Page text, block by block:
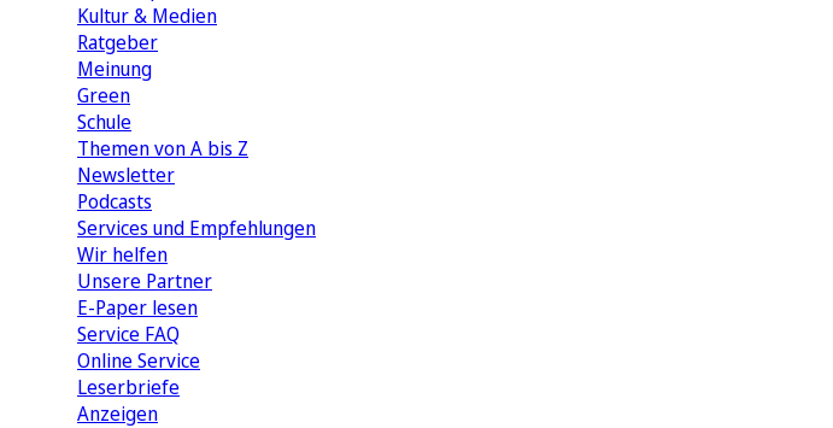
Kultur & Medien
Ratgeber
Meinung
Green
Schule
Themen von A bis Z
Newsletter
Podcasts
Services und Empfehlungen
Wir helfen
Unsere Partner
E-Paper lesen
Service FAQ
Online Service
Leserbriefe
Anzeigen